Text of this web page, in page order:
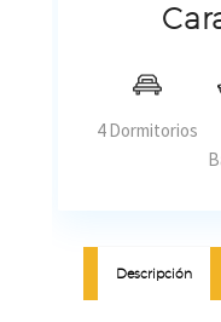
4 Dormitorios
Descripción